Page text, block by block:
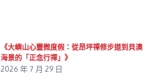
《大嶼山心靈微度假：從昂坪禪修步道到貝澳
海景的「正念行禪」》
2026 年 7 月 29 日